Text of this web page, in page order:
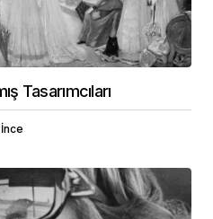
Tasarımcıları